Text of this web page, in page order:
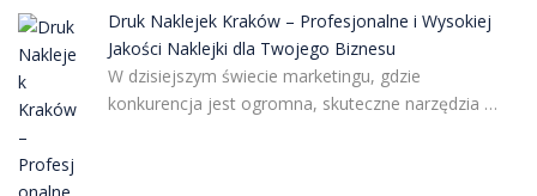
Druk Naklejek Kraków – Profesjonalne i Wysokiej
Jakości Naklejki dla Twojego Biznesu
W dzisiejszym świecie marketingu, gdzie
konkurencja jest ogromna, skuteczne narzędzia …